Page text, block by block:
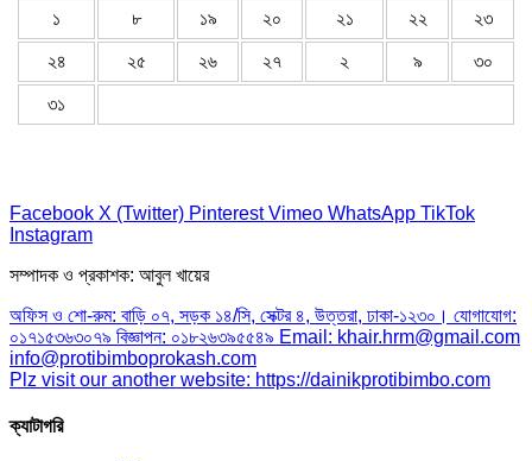
১ ৮ ১৯ ২০ ২১ ২২ ২৩
২৪ ২৫ ২৬ ২৭ ২ ৯ ৩০
৩১
Facebook X (Twitter) Pinterest Vimeo WhatsApp TikTok
Instagram
সম্পাদক ও প্রকাশক: আবুল খায়ের
অফিস ও শো-রুম: বাড়ি ০৭, সড়ক ১৪/সি, সেক্টর ৪, উত্তরা, ঢাকা-১২৩০। যোগাযোগ:
০১৭১৫৩৬৩০৭৯ বিজ্ঞাপন: ০১৮২৬৩৯৫৫৪৯ Email: khair.hrm@gmail.com
info@protibimboprokash.com
Plz visit our another website: https://dainikprotibimbo.com
ক্যাটাগরি